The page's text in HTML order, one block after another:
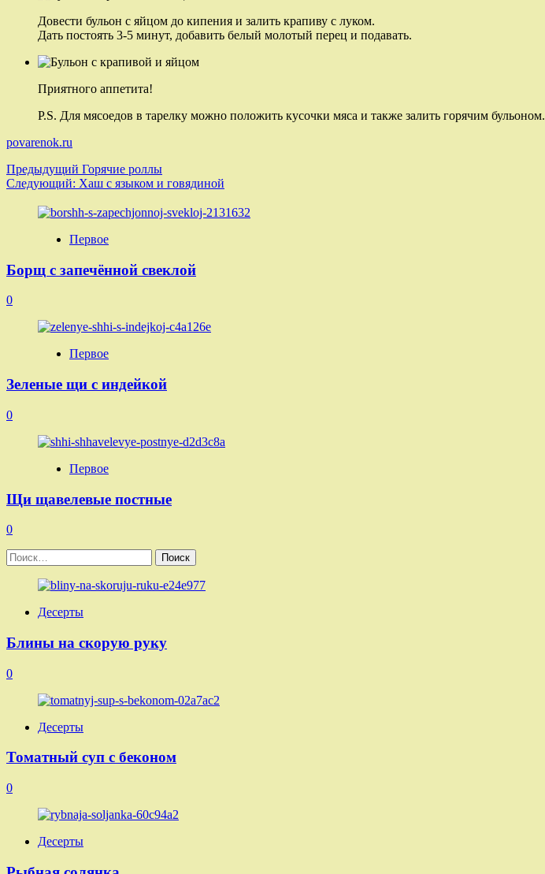
Довести бульон с яйцом до кипения и залить крапиву с луком.
Дать постоять 3-5 минут, добавить белый молотый перец и подавать.
Приятного аппетита!
P.S. Для мясоедов в тарелку можно положить кусочки мяса и также залить горячим бульоном.
povarenok.ru
Навигация
записи
Предыдущий Горячие роллы
Следующий: Хаш с языком и говядиной
Первое
Борщ с запечённой свеклой
0
Первое
Зеленые щи с индейкой
0
Первое
Щи щавелевые постные
0
Найти:
Десерты
Блины на скорую руку
0
Десерты
Томатный суп с беконом
0
Десерты